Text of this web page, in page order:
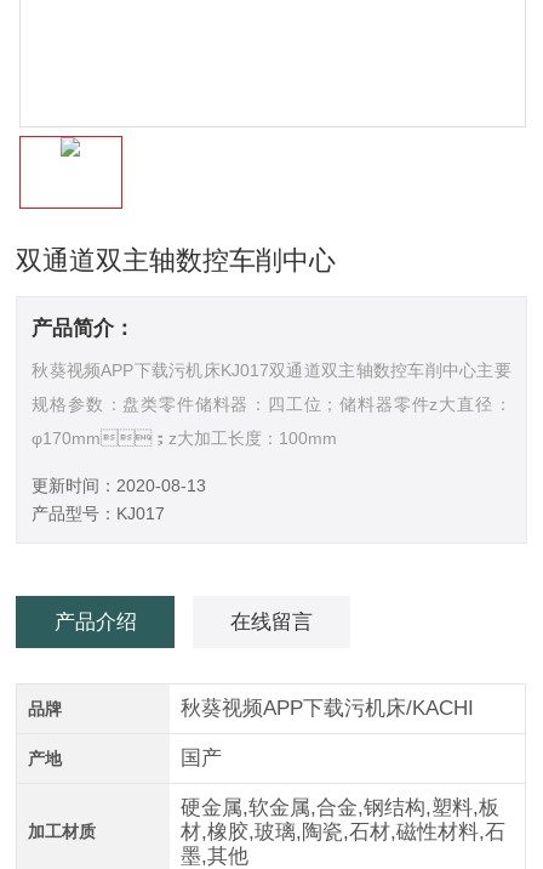
双通道双主轴数控车削中心
产品简介：
秋葵视频APP下载污机床KJ017双通道双主轴数控车削中心主要
规格参数：盘类零件储料器：四工位；储料器零件z大直径：
φ170mm；z大加工长度：100mm
更新时间：2020-08-13
产品型号：KJ017
产品介绍 在线留言
品牌 秋葵视频APP下载污机床/KACHI
产地 国产
加工材质
硬金属,软金属,合金,钢结构,塑料,板
材,橡胶,玻璃,陶瓷,石材,磁性材料,石
墨,其他